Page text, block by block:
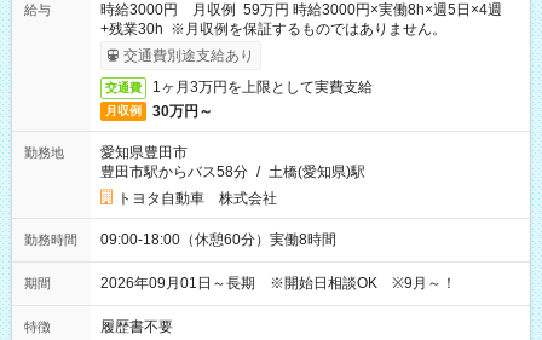
給与
時給3000円 月収例 59万円 時給3000円×実働8h×週5日×4週
+残業30h ※月収例を保証するものではありません。
交通費別途支給あり
交通費 1ヶ月3万円を上限として実費支給
月収例 30万円～
勤務地
愛知県豊田市
豊田市駅からバス58分 / 土橋(愛知県)駅
トヨタ自動車 株式会社
勤務時間 09:00-18:00（休憩60分）実働8時間
期間 2026年09月01日～長期 ※開始日相談OK ※9月～！
特徴 履歴書不要